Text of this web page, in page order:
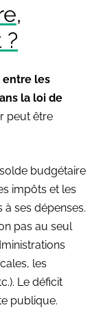
?
les
la loi de
peut être
budgétaire
impôts et les
ses dépenses.
pas au seul
les
Le déficit
publique.